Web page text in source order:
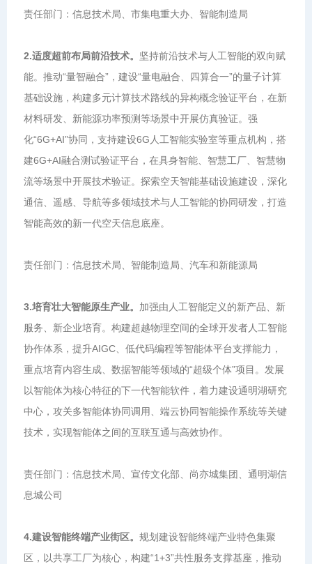
责任部门：信息技术局、市集电重大办、智能制造局
2.适度超前布局前沿技术。 坚持前沿技术与人工智能的双向赋
能。推动“量智融合”，建设“量电融合、四算合一”的量子计算
基础设施，构建多元计算技术路线的异构概念验证平台，在新
材料研发、新能源功率预测等场景中开展仿真验证。强
化“6G+AI”协同，支持建设6G人工智能实验室等重点机构，搭
建6G+AI融合测试验证平台，在具身智能、智慧工厂、智慧物
流等场景中开展技术验证。探索空天智能基础设施建设，深化
通信、遥感、导航等多领域技术与人工智能的协同研发，打造
智能高效的新一代空天信息底座。
责任部门：信息技术局、智能制造局、汽车和新能源局
3.培育壮大智能原生产业。 加强由人工智能定义的新产品、新
服务、新企业培育。构建超越物理空间的全球开发者人工智能
协作体系，提升AIGC、低代码编程等智能体平台支撑能力，
重点培育内容生成、数据智能等领域的“超级个体”项目。发展
以智能体为核心特征的下一代智能软件，着力建设通明湖研究
中心，攻关多智能体协同调用、端云协同智能操作系统等关键
技术，实现智能体之间的互联互通与高效协作。
责任部门：信息技术局、宣传文化部、尚亦城集团、通明湖信
息城公司
4.建设智能终端产业街区。 规划建设智能终端产业特色集聚
区，以共享工厂为核心，构建“1+3”共性服务支撑基座，推动